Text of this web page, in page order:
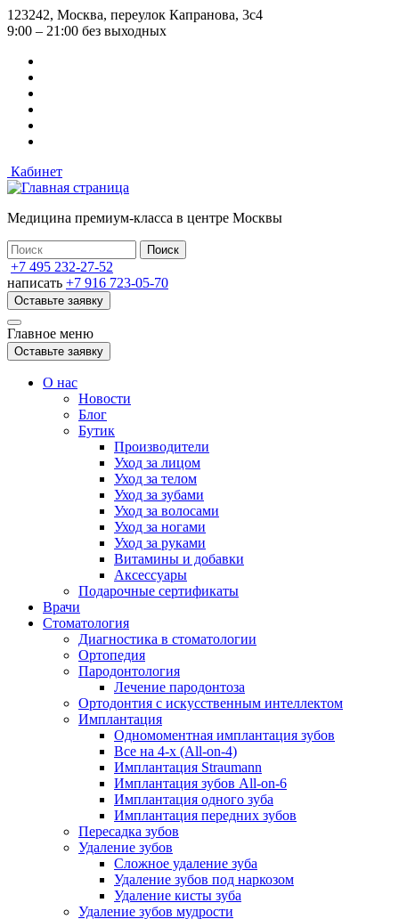
Перейти
к
содержанию
123242, Москва, переулок Капранова, 3с4
9:00 – 21:00 без выходных
Кабинет
Медицина премиум-класса в центре Москвы
+7 495 232-27-52
написать +7 916 723-05-70
Оставьте заявку
Главное меню
Оставьте заявку
О нас
Новости
Блог
Бутик
Производители
Уход за лицом
Уход за телом
Уход за зубами
Уход за волосами
Уход за ногами
Уход за руками
Витамины и добавки
Аксессуары
Подарочные сертификаты
Врачи
Стоматология
Диагностика в стоматологии
Ортопедия
Пародонтология
Лечение пародонтоза
Ортодонтия с искусственным интеллектом
Имплантация
Одномоментная имплантация зубов
Все на 4-х (All-on-4)
Имплантация Straumann
Имплантация зубов All-on-6
Имплантация одного зуба
Имплантация передних зубов
Пересадка зубов
Удаление зубов
Сложное удаление зуба
Удаление зубов под наркозом
Удаление кисты зуба
Удаление зубов мудрости